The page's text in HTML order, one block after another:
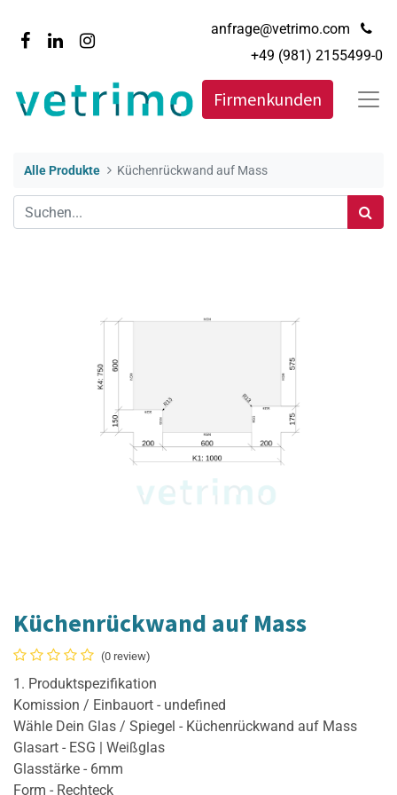
anfrage@vetrimo.com
+49 (981) 2155499-0
Firmenkunden
Alle Produkte Küchenrückwand auf Mass
Küchenrückwand auf Mass
(0 review)
1. Produktspezifikation
Komission / Einbauort - undefined
Wähle Dein Glas / Spiegel - Küchenrückwand auf Mass
Glasart - ESG | Weißglas
Glasstärke - 6mm
Form - Rechteck